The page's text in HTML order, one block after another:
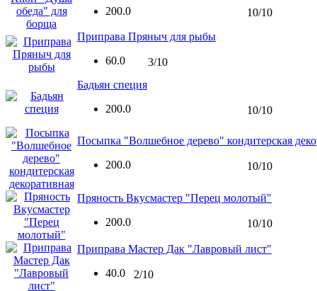
200.0
10/10
Приправа Пряныч для рыбы
60.0
3/10
Бадьян специя
200.0
10/10
Посыпка "Волшебное дерево" кондитерская
200.0
10/10
Пряность Вкусмастер "Перец молотый"
200.0
10/10
Приправа Мастер Дак "Лавровый лист"
40.0
2/10